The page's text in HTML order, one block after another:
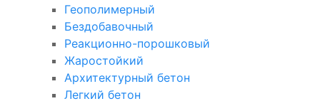
Геополимерный
Бездобавочный
Реакционно-порошковый
Жаростойкий
Архитектурный бетон
Легкий бетон